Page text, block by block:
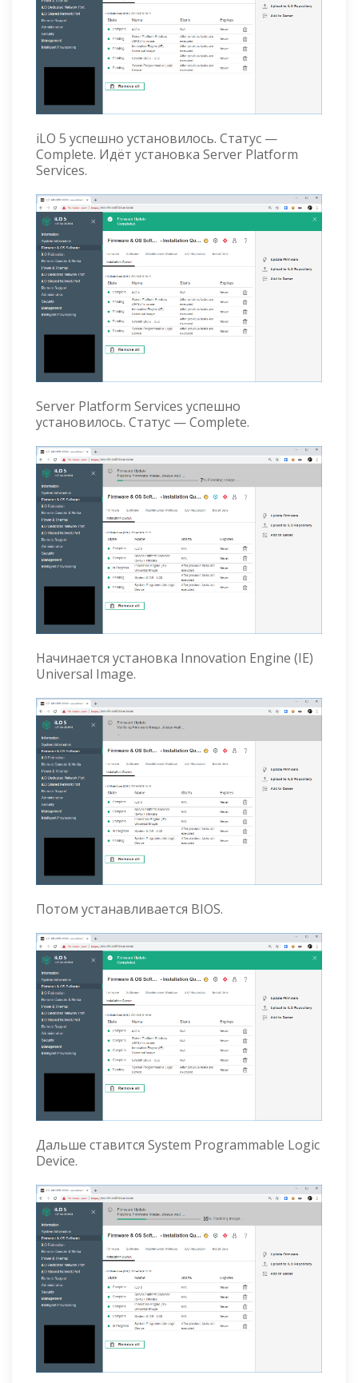
iLO 5 успешно установилось. Статус —
Complete. Идёт установка Server Platform
Services.
Server Platform Services успешно
установилось. Статус — Complete.
Начинается установка Innovation Engine (IE)
Universal Image.
Потом устанавливается BIOS.
Дальше ставится System Programmable Logic
Device.